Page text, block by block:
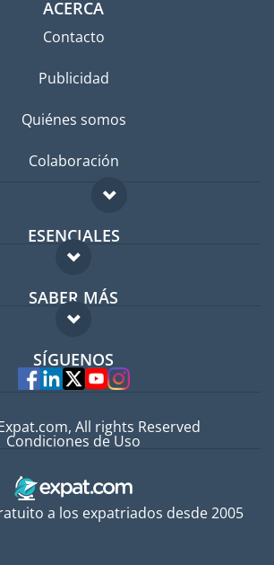
ACERCA
Contacto
Publicidad
Quiénes somos
Colaboración
ESENCIALES
Foro para expatriados
Guía para expatriados
en el extranjero
SABER MÁS
FAQ
Expertos
SÍGUENOS
a los expatriados desde 2005
All rights Reserved
Condiciones de Uso